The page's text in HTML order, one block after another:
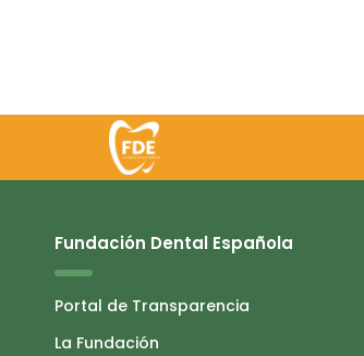
Fundación Dental Española
Portal de Transparencia
La Fundación